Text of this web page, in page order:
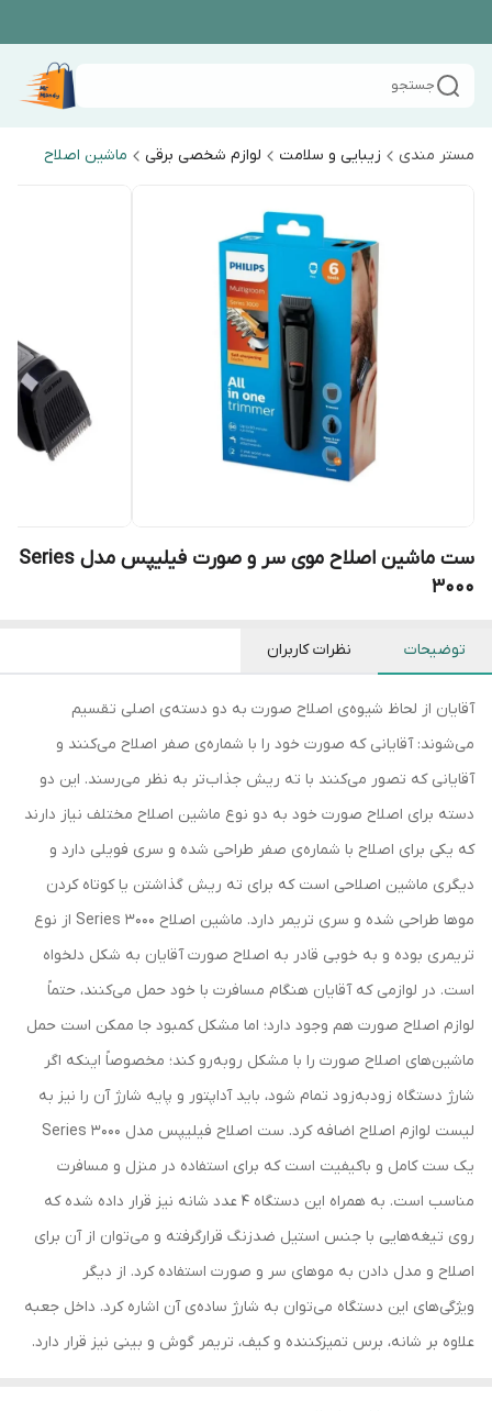
جستجو
مستر مندی زیبایی و سلامت لوازم شخصی برقی ماشین اصلاح
ست ماشین اصلاح موی سر و صورت فیلیپس مدل Series
3000
توضیحات نظرات کاربران
آقایان از لحاظ شیوه‌ی اصلاح صورت به دو دسته‌ی اصلی تقسیم
می‌شوند: آقایانی که صورت خود را با شماره‌ی صفر اصلاح می‌کنند و
آقایانی که تصور می‌کنند با ته ریش جذاب‌تر به نظر می‌رسند. این دو
دسته برای اصلاح صورت خود به دو نوع ماشین اصلاح مختلف نیاز دارند
که یکی برای اصلاح با شماره‌ی صفر طراحی شده و سری فویلی دارد و
دیگری ماشین اصلاحی است که برای ته ریش گذاشتن یا کوتاه کردن
موها طراحی شده و سری تریمر دارد. ماشین اصلاح Series 3000 از نوع
تریمری بوده و به خوبی قادر به اصلاح صورت آقایان به شکل دلخواه
است. در لوازمی که آقایان هنگام مسافرت با خود حمل می‌کنند، حتماً
لوازم اصلاح صورت هم وجود دارد؛ اما مشکل کمبود جا ممکن است حمل
ماشین‌های اصلاح صورت را با مشکل روبه‌رو کند؛ مخصوصاً اینکه اگر
شارژ دستگاه زودبه‌زود تمام شود، باید آداپتور و پایه شارژ آن را نیز به
لیست لوازم اصلاح اضافه کرد. ست اصلاح فیلیپس مدل Series 3000
یک ست کامل و باکیفیت است که برای استفاده در منزل و مسافرت
مناسب است. به همراه این دستگاه 4 عدد شانه نیز قرار داده‌ شده که
روی تیغه‌هایی با جنس استیل ضدزنگ قرارگرفته و می‌توان از آن برای
اصلاح و مدل دادن به موهای سر و صورت استفاده کرد. از دیگر
ویژگی‌های این دستگاه می‌توان به شارژ ساده‌ی آن اشاره کرد. داخل جعبه
علاوه‌ بر شانه، برس تمیزکننده و کیف، تریمر گوش و بینی نیز قرار دارد.